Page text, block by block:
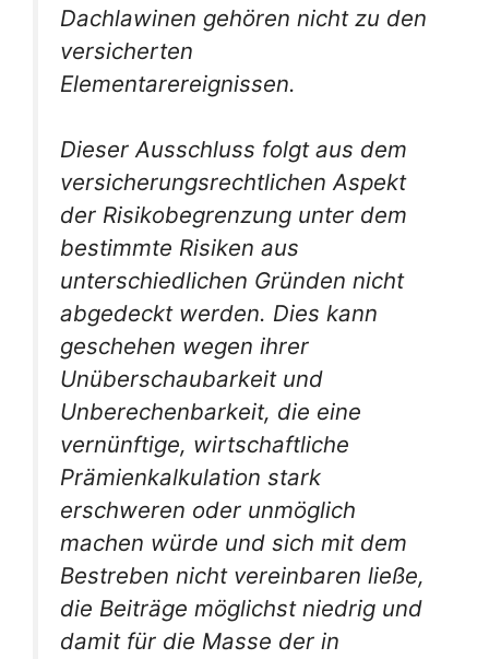
Dachlawinen gehören nicht zu den
versicherten
Elementarereignissen.
Dieser Ausschluss folgt aus dem
versicherungsrechtlichen Aspekt
der Risikobegrenzung unter dem
bestimmte Risiken aus
unterschiedlichen Gründen nicht
abgedeckt werden. Dies kann
geschehen wegen ihrer
Unüberschaubarkeit und
Unberechenbarkeit, die eine
vernünftige, wirtschaftliche
Prämienkalkulation stark
erschweren oder unmöglich
machen würde und sich mit dem
Bestreben nicht vereinbaren ließe,
die Beiträge möglichst niedrig und
damit für die Masse der in